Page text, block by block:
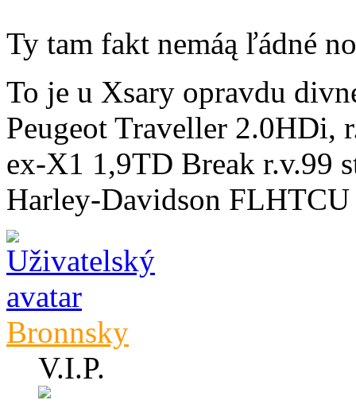
Ty tam fakt nemáą ľádné
To je u Xsary opravdu
Peugeot Traveller 2.0HDi,
ex-X1 1,9TD Break r.v.99
Harley-Davidson
Bronnsky
V.I.P.